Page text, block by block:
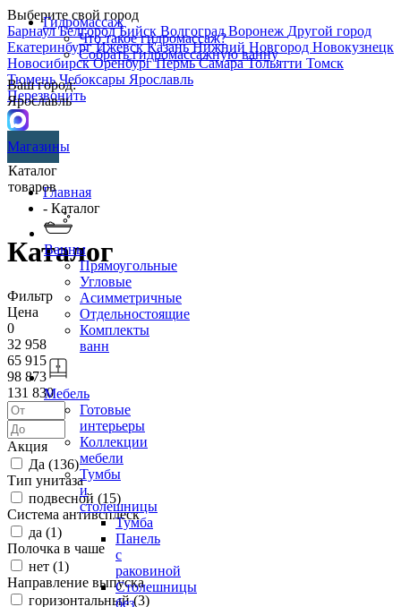
Выберите свой город
БарнаулБелгородБийск ВолгоградВоронеж Другой город
ЕкатеринбургИжевскКазаньНижний Новгород Новокузнецк
НовосибирскОренбургПермьСамараТольятти Томск
ТюменьЧебоксары Ярославль
Перезвонить
Гидромассаж
Что такое гидромассаж?
Собрать гидромассажную ванну
Ваш город:
Ярославль
Магазины
Каталог
товаров
Ванны
Прямоугольные
Угловые
Асимметричные
Отдельностоящие
Комплекты
ванн
Мебель
Готовые
интерьеры
Коллекции
мебели
Тумбы
и
столешницы
Тумба
Панель
с
раковиной
Столешницы
без
Главная
- Каталог
Каталог
Фильтр
Цена
0
32 958
65 915
98 873
131 830
Акция
Да (136)
Тип унитаза
подвесной (15)
Система антивсплеск
да (1)
Полочка в чаше
нет (1)
Направление выпуска
горизонтальный (3)